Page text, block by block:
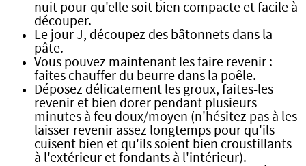
nuit pour qu'elle soit bien compacte et facile à
découper.
Le jour J, découpez des bâtonnets dans la
pâte.
Vous pouvez maintenant les faire revenir :
faites chauffer du beurre dans la poêle.
Déposez délicatement les groux, faites-les
revenir et bien dorer pendant plusieurs
minutes à feu doux/moyen (n'hésitez pas à les
laisser revenir assez longtemps pour qu'ils
cuisent bien et qu'ils soient bien croustillants
à l'extérieur et fondants à l'intérieur).